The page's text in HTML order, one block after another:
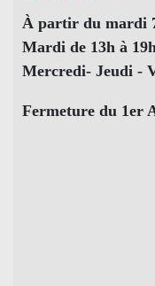
À partir du mardi
Mardi de 13h à
Mercredi- Jeudi -
Fermeture du 1er